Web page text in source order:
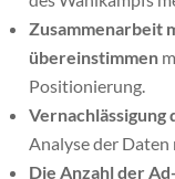
Zusammenarbeit
übereinstimmen
Positionierung.
Vernachlässigung
Analyse der
Die Anzahl der